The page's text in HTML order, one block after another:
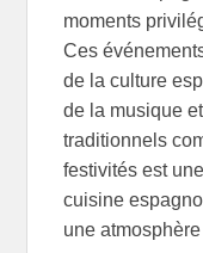
moments
Ces
de la culture
de la musique
traditionnels
festivités est
cuisine
une